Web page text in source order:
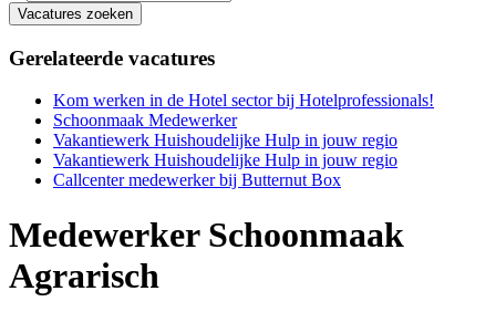
Vacatures zoeken
Gerelateerde vacatures
Kom werken in de Hotel sector bij Hotelprofessionals!
Schoonmaak Medewerker
Vakantiewerk Huishoudelijke Hulp in jouw regio
Vakantiewerk Huishoudelijke Hulp in jouw regio
Callcenter medewerker bij Butternut Box
Medewerker Schoonmaak
Agrarisch